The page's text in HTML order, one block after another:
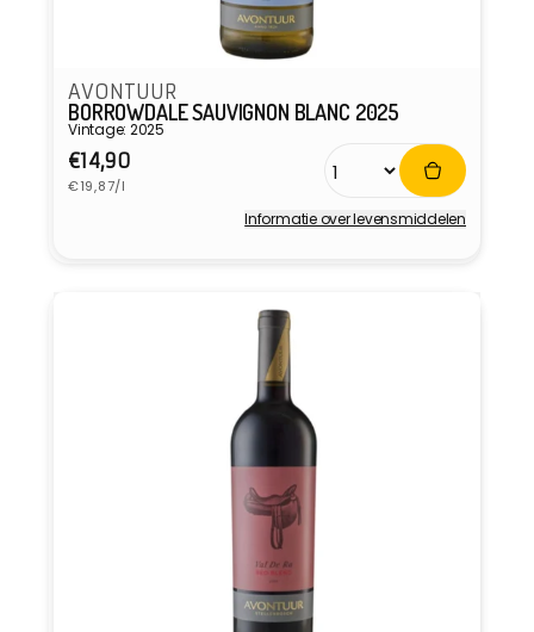
AVONTUUR
BORROWDALE SAUVIGNON BLANC 2025
Vintage: 2025
Normale
prijs
€14,90
Eenheidsprijs
€19,87/l
Informatie over levensmiddelen